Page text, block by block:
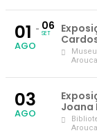
01
AGO
06
SET
Arouca
03
AGO
Joana
Arouca